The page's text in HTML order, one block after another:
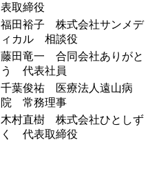
表取締役
福田裕子 株式会社サンメデ
ィカル 相談役
藤田竜一 合同会社ありがと
う 代表社員
千葉俊祐 医療法人遠山病
院 常務理事
木村直樹 株式会社ひとしず
く 代表取締役